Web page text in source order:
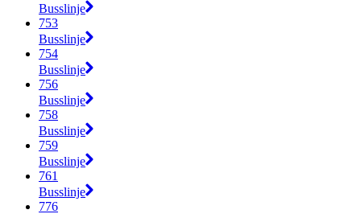
Busslinje
753
Busslinje
754
Busslinje
756
Busslinje
758
Busslinje
759
Busslinje
761
Busslinje
776